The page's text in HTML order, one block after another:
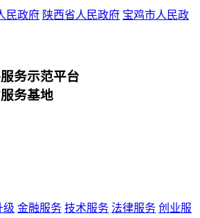
民政府 陕西省人民政府 宝鸡市人民政
务示范平台
务基地
级 金融服务 技术服务 法律服务 创业服